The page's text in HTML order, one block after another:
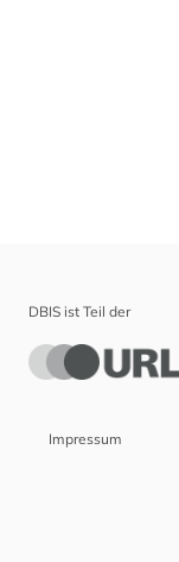
DBIS ist Teil der
Impressum